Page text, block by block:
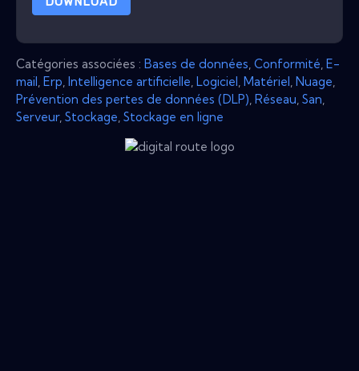
Catégories associées : Bases de données Conformité E-
mail Erp Intelligence artificielle Logiciel Matériel Nuage
Prévention des pertes de données (DLP) Réseau San
Serveur, Stockage Stockage en ligne